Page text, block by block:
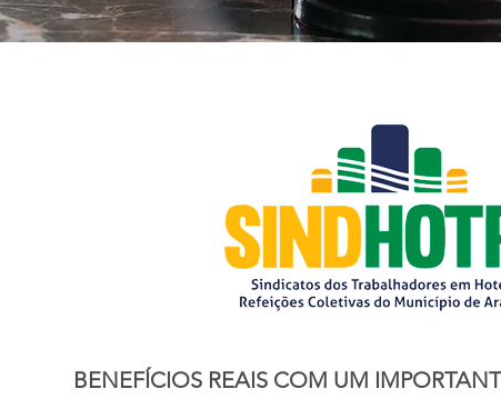
BENEFÍCIOS REAIS COM UM